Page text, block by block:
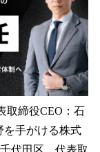
取締役CEO：石
を手がける株式
代田区、代表取